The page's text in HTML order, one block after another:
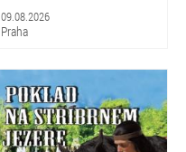
09.08.2026
Praha